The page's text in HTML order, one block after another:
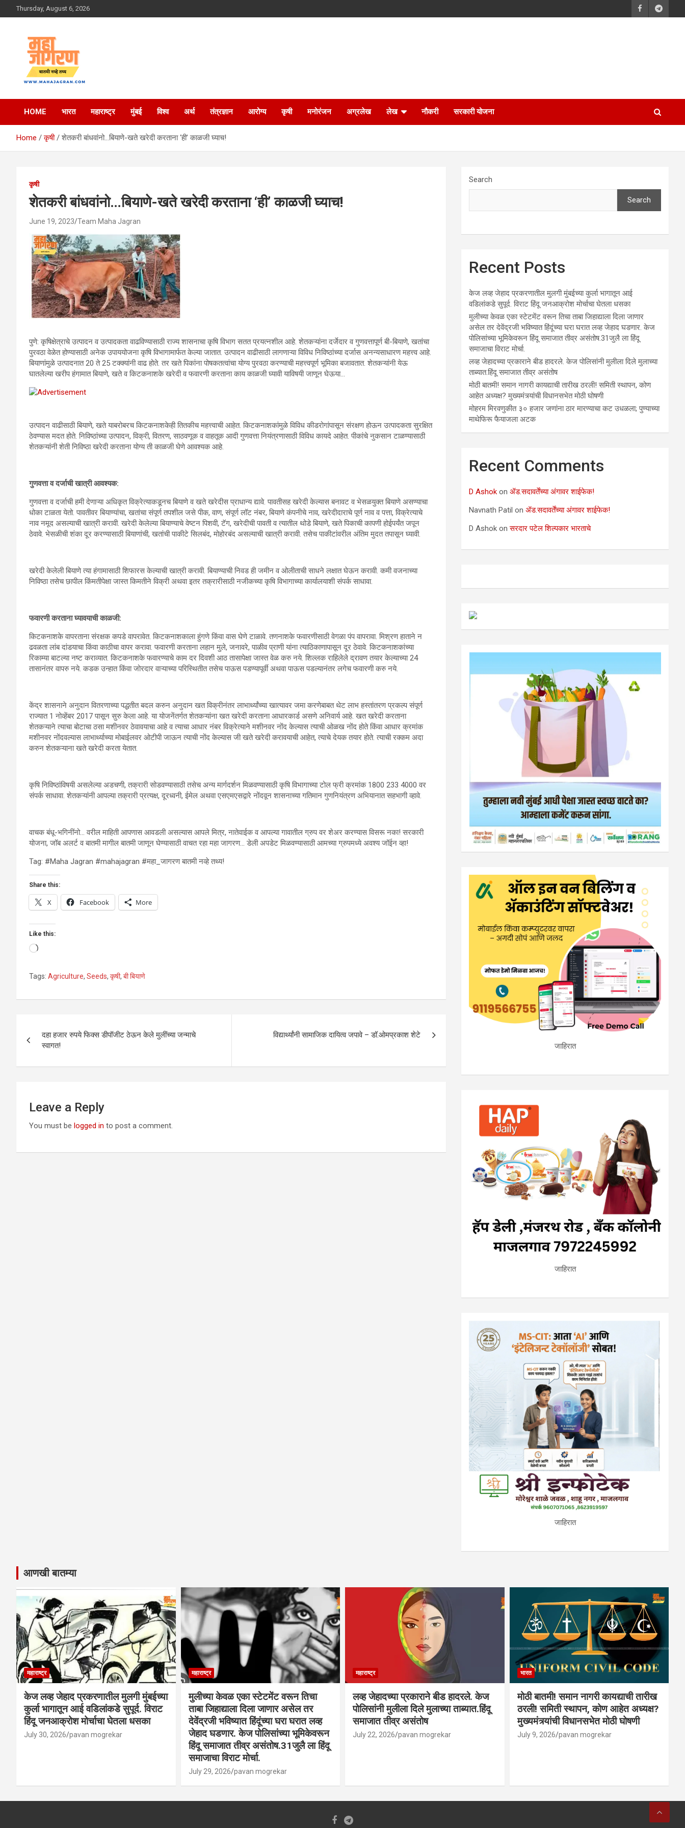
to
Thursday, August 6, 2026
महा जागरण
HOME भारत महाराष्ट्र मुंबई विश्व अर्थ तंत्रज्ञान आरोग्य कृषी मनोरंजन अग्रलेख लेख नौकरी सरकारी योजना
Home कृषी शेतकरी बांधवांनो…बियाणे-खते खरेदी करताना ‘ही’ काळजी घ्याच!
कृषी
शेतकरी बांधवांनो…बियाणे-खते खरेदी करताना ‘ही’ काळजी घ्याच!
June 19, 2023 Team Maha Jagran
पुणे: कृषिक्षेत्राचे उत्पादन व उत्पादकता वाढविण्यासाठी राज्य शासनाचा कृषि विभाग सतत प्रयत्नशील आहे. शेतकऱ्यांना दर्जेदार व गुणवत्तापूर्ण बी-बियाणे, खतांचा
पुरवठा वेळेत होण्यासाठी अनेक उपाययोजना कृषि विभागामार्फत केल्या जातात. उत्पादन वाढीसाठी लागणाऱ्या विविध निविष्ठांच्या दर्जास अनन्यसाधारण महत्त्व आहे.
बियाणांमुळे उत्पादनात 20 ते 25 टक्क्यांनी वाढ होते. तर खते पिकांना पोषकतत्वांचा योग्य पुरवठा करण्याची महत्त्वपूर्ण भूमिका बजावतात. शेतकऱ्यांनी येऊ
घातलेल्या खरीप हंगामात बियाणे, खते व किटकनाशके खरेदी व फवारणी करताना काय काळजी घ्यावी याविषयी जाणून घेऊया…
उत्पादन वाढीसाठी बियाणे, खते याबरोबरच किटकनाशकेही तितकीच महत्त्वाची आहेत. किटकनाशकांमुळे विविध कीडरोगांपासून संरक्षण होऊन उत्पादकता सुरक्षित
ठेवण्यास मदत होते. निविष्ठांच्या उत्पादन, विक्री, वितरण, साठवणूक व वाहतूक आदी गुणवत्ता नियंत्रणासाठी विविध कायदे आहेत. पीकांचे नुकसान टाळण्यासाठी
शेतकऱ्यांनी शेती निविष्ठा खरेदी करताना योग्य ती काळजी घेणे आवश्यक आहे.
गुणवत्ता व दर्जाची खात्री आवश्यक:
गुणवत्ता व दर्जाची हमी देणाऱ्या अधिकृत विक्रेत्याकडूनच बियाणे व खते खरेदीस प्राधान्य द्यावे. पावतीसह खरेदी केल्यास बनावट व भेसळयुक्त बियाणे असण्याचा
धोका टाळता येतो. पावतीवर बियाण्यांचा, खतांचा संपूर्ण तपशील जसे पीक, वाण, संपूर्ण लॉट नंबर, बियाणे कंपनीचे नाव, खरेदीदाराचे पूर्ण नाव व पत्ता, विक्रेत्याचे
नाव नमूद असल्याची खात्री करावी. खरेदी केलेल्या बियाण्याचे वेष्टन पिशवी, टॅग, खरेदीची पावती व त्यातील थोडे बियाणे, खते पिकाची कापणी होईपर्यंत जपून
ठेवावे. भेसळीची शंका दूर करण्यासाठी बियाणांची, खतांची पाकीटे सिलबंद, मोहोरबंद असल्याची खात्री करावी. तसेच पाकीटांवरील अंतिम मुदत तपासून घ्यावी.
खरेदी केलेली बियाणे त्या हंगामासाठी शिफारस केल्याची खात्री करावी. बियाण्याची निवड ही जमीन व ओलीताची साधने लक्षात घेऊन करावी. कमी वजनाच्या
निविष्ठा तसेच छापील किंमतीपेक्षा जास्त किमतीने विक्री अथवा इतर तक्रारीसाठी नजीकच्या कृषि विभागाच्या कार्यालयाशी संपर्क साधावा.
फवारणी करताना घ्यावयाची काळजी:
किटकनाशके वापरताना संरक्षक कपडे वापरावेत. किटकनाशकाला हुंगणे किंवा वास घेणे टाळावे. तणनाशके फवारणीसाठी वेगळा पंप वापरावा. मिश्रण हाताने न
ढवळता लांब दांडयाचा किंवा काठीचा वापर करावा. फवारणी करताना लहान मुले, जनावरे, पाळीव प्राणी यांना त्याठिकाणापासून दूर ठेवावे. किटकनाशकांच्या
रिकाम्या बाटल्या नष्ट कराव्यात. किटकनाशके फवारण्याचे काम दर दिवशी आठ तासापेक्षा जास्त वेळ करु नये. शिल्लक राहिलेले द्रावण तयार केल्याच्या 24
तासानंतर वापरु नये. कडक उन्हात किंवा जोरदार वाऱ्याच्या परिस्थितीत तसेच पाऊस पडण्यापूर्वी अथवा पाऊस पडल्यानंतर लगेच फवारणी करु नये.
केंद्र शासनाने अनुदान वितरणाच्या पद्धतीत बदल करुन अनुदान खत विक्रीनंतर लाभार्थ्यांच्या खात्यावर जमा करणेबाबत थेट लाभ हस्तांतरण प्रकल्प संपूर्ण
राज्यात 1 नोव्हेंबर 2017 पासून सुरु केला आहे. या योजनेंतर्गत शेतकऱ्यांना खत खरेदी करताना आधारकार्ड असणे अनिवार्य आहे. खत खरेदी करताना
शेतकऱ्याने त्याचा बोटाचा ठसा मशीनवर ठेवावयाचा आहे व त्याचा आधार नंबर विक्रेत्याने मशीनवर नोंद केल्यास त्याची ओळख नोंद होते किंवा आधार क्रमांक
मशीनवर नोंदवल्यास लाभार्थ्याच्या मोबाईलवर ओटीपी जाऊन त्याची नोंद केल्यास जी खते खरेदी करावयाची आहेत, त्याचे देयक तयार होते. त्याची रक्कम अदा
करुन शेतकऱ्याना खते खरेदी करता येतात.
कृषि निविष्ठांविषयी असलेल्या अडचणी, तक्रारी सोडवण्यासाठी तसेच अन्य मार्गदर्शन मिळवण्यासाठी कृषि विभागाच्या टोल फ्री क्रमांक 1800 233 4000 वर
संपर्क साधावा. शेतकऱ्यांनी आपल्या तक्रारी प्रत्यक्ष, दूरध्वनी, ईमेल अथवा एसएमएसद्वारे नोंदवून शासनाच्या गतिमान गुणनियंत्रण अभियानात सहभागी व्हावे.
वाचक बंधू-भगिनींनो… वरील माहिती आपणास आवडली असल्यास आपले मित्र, नातेवाईक व आपल्या गावातील ग्रुप वर शेअर करण्यास विसरू नका! सरकारी
योजना, जॉब अलर्ट व बातमी मागील बातमी जाणून घेण्यासाठी वाचत रहा महा जागरण… डेली अपडेट मिळवण्यासाठी आमच्या ग्रुपमध्ये अवश्य जॉईन व्हा!
Tag: #Maha Jagran #mahajagran #महा_जागरण बातमी नव्हे तथ्य!
Share this:
X Facebook More
Like this:
Loading…
Tags: Agriculture, Seeds, कृषी, बी बियाणे
navigation
दहा हजार रुपये फिक्स डीपॉजीट ठेऊन केले मुलींच्या जन्माचे
स्वागत!
विद्यार्थ्यांनी सामाजिक दायित्व जपावे – डॉ.ओमप्रकाश शेटे
Leave a Reply
You must be logged in to post a comment.
Search
Search
Recent Posts
केज लव्ह जेहाद प्रकरणातील मुलगी मुंबईच्या कुर्ला भागातून आई
वडिलांकडे सुपूर्द. विराट हिंदू जनआक्रोश मोर्चाचा घेतला धसका
मुलीच्या केवळ एका स्टेटमेंट वरून तिचा ताबा जिहाद्याला दिला जाणार
असेल तर देवेंद्रजी भविष्यात हिंदूंच्या घरा घरात लव्ह जेहाद घडणार. केज
पोलिसांच्या भूमिकेवरून हिंदू समाजात तीव्र असंतोष.31जुलै ला हिंदू
समाजाचा विराट मोर्चा.
लव्ह जेहादच्या प्रकाराने बीड हादरले. केज पोलिसांनी मुलीला दिले मुलाच्या
ताब्यात.हिंदू समाजात तीव्र असंतोष
मोठी बातमी! समान नागरी कायद्याची तारीख ठरली! समिती स्थापन, कोण
आहेत अध्यक्ष? मुख्यमंत्र्यांची विधानसभेत मोठी घोषणी
मोहरम मिरवणुकीत ३० हजार जणांना ठार मारण्‍याचा कट उधळला; पुण्‍याच्‍या
माथेफिरू फैयाजला अटक
Recent Comments
D Ashok onॲड.सदावर्तेंच्या अंगावर शाईफेक!
Navnath Patil onॲड.सदावर्तेंच्या अंगावर शाईफेक!
D Ashok onसरदार पटेल शिल्पकार भारताचे
जाहिरात
जाहिरात
जाहिरात
आणखी बातम्या
महाराष्ट्र
केज लव्ह जेहाद प्रकरणातील मुलगी मुंबईच्या
कुर्ला भागातून आई वडिलांकडे सुपूर्द. विराट
हिंदू जनआक्रोश मोर्चाचा घेतला धसका
July 30, 2026 pavan mogrekar
महाराष्ट्र
मुलीच्या केवळ एका स्टेटमेंट वरून तिचा
ताबा जिहाद्याला दिला जाणार असेल तर
देवेंद्रजी भविष्यात हिंदूंच्या घरा घरात लव्ह
जेहाद घडणार. केज पोलिसांच्या भूमिकेवरून
हिंदू समाजात तीव्र असंतोष.31जुलै ला हिंदू
समाजाचा विराट मोर्चा.
July 29, 2026 pavan mogrekar
महाराष्ट्र
लव्ह जेहादच्या प्रकाराने बीड हादरले. केज
पोलिसांनी मुलीला दिले मुलाच्या ताब्यात.हिंदू
समाजात तीव्र असंतोष
July 22, 2026 pavan mogrekar
भारत
मोठी बातमी! समान नागरी कायद्याची तारीख
ठरली! समिती स्थापन, कोण आहेत अध्यक्ष?
मुख्यमंत्र्यांची विधानसभेत मोठी घोषणी
July 9, 2026 pavan mogrekar